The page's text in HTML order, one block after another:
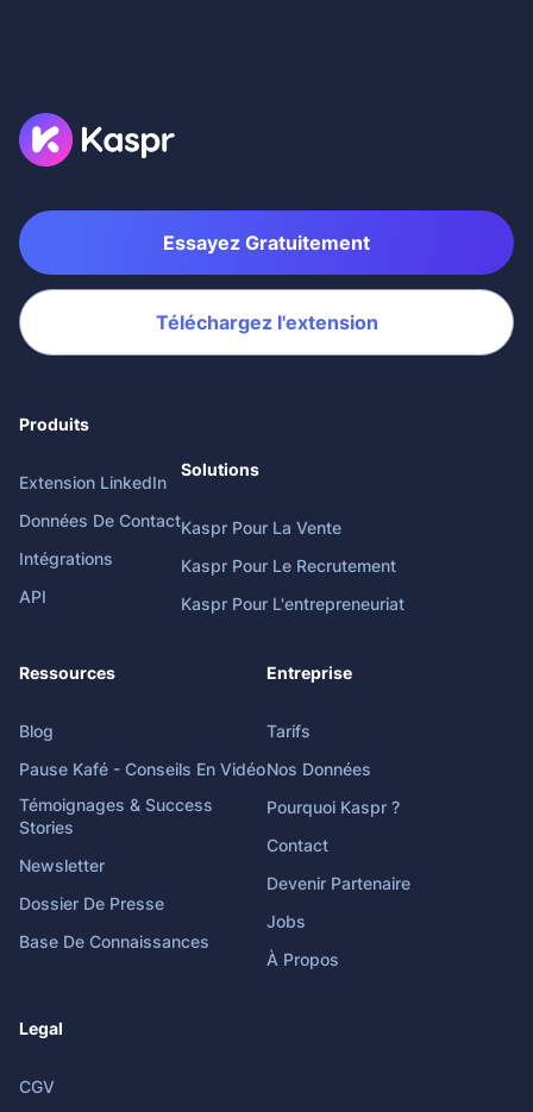
Essayez Gratuitement
Téléchargez l'extension
Produits
Extension LinkedIn
Données De Contact
Intégrations
API
Solutions
Kaspr Pour La Vente
Kaspr Pour Le Recrutement
Kaspr Pour L'entrepreneuriat
Ressources
Blog
Pause Kafé - Conseils En Vidéo
Témoignages & Success
Stories
Newsletter
Dossier De Presse
Base De Connaissances
Entreprise
Tarifs
Nos Données
Pourquoi Kaspr ?
Contact
Devenir Partenaire
Jobs
À Propos
Legal
CGV